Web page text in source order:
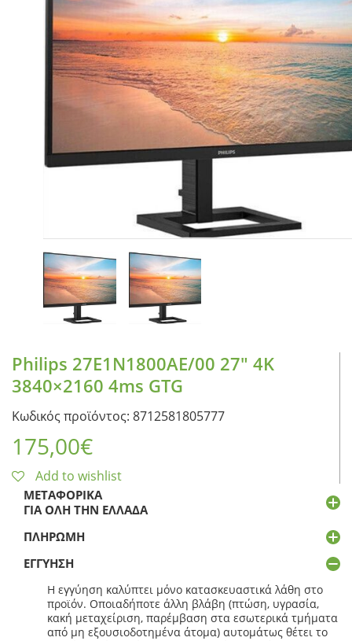
CASE FANS
LIQUID COOLERS
CPU COOLERS
ΟΙΚΙΑΚΕΣ ΣΥΣΚΕΥΕΣ
Philips 27E1N1800AE/00 27″ 4K
3840×2160 4ms GTG
Κωδικός προϊόντος: 8712581805777
175,00€
Add to wishlist
ΜΕΤΑΦΟΡΙΚΆ
ΓΙΑ ΌΛΗ ΤΗΝ ΕΛΛΆΔΑ
ΠΛΗΡΩΜΉ
ΕΓΓΎΗΣΗ
Η εγγύηση καλύπτει μόνο κατασκευαστικά λάθη στο
προϊόν. Οποιαδήποτε άλλη βλάβη (πτώση, υγρασία,
κακή μεταχείριση, παρέμβαση στα εσωτερικά τμήματα
από μη εξουσιοδοτημένα άτομα) αυτομάτως θέτει το